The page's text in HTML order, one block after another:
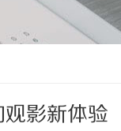
影新体验